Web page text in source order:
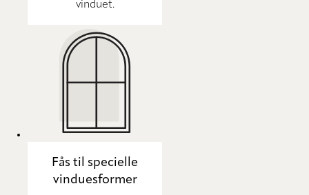
vinduet.
Fås til specielle
vinduesformer